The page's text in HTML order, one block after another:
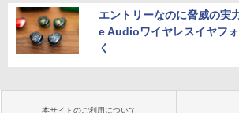
エントリーなのに脅威の実
e Audioワイヤレスイヤフ
く
本サイトのご利用について